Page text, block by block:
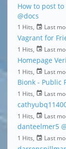
How to post
@docs
1 Hits, Last
Vagrant for
1 Hits, Last
Homepage
1 Hits, Last
Bionk - Public
1 Hits, Last
1 Hits, Last
danteelmer5
1 Hits, Last